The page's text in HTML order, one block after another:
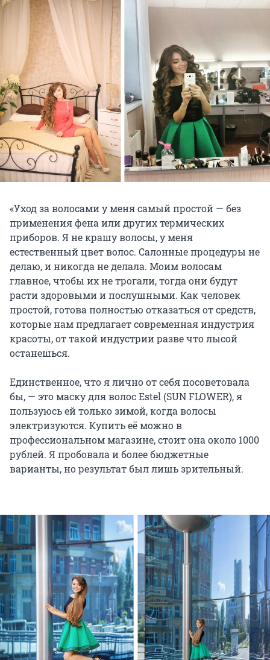
«Уход за волосами у меня самый простой — без
применения фена или других термических
приборов. Я не крашу волосы, у меня
естественный цвет волос. Салонные процедуры не
делаю, и никогда не делала. Моим волосам
главное, чтобы их не трогали, тогда они будут
расти здоровыми и послушными. Как человек
простой, готова полностью отказаться от средств,
которые нам предлагает современная индустрия
красоты, от такой индустрии разве что лысой
останешься.
Единственное, что я лично от себя посоветовала
бы, — это маску для волос Estel (SUN FLOWER), я
пользуюсь ей только зимой, когда волосы
электризуются. Купить её можно в
профессиональном магазине, стоит она около 1000
рублей. Я пробовала и более бюджетные
варианты, но результат был лишь зрительный.